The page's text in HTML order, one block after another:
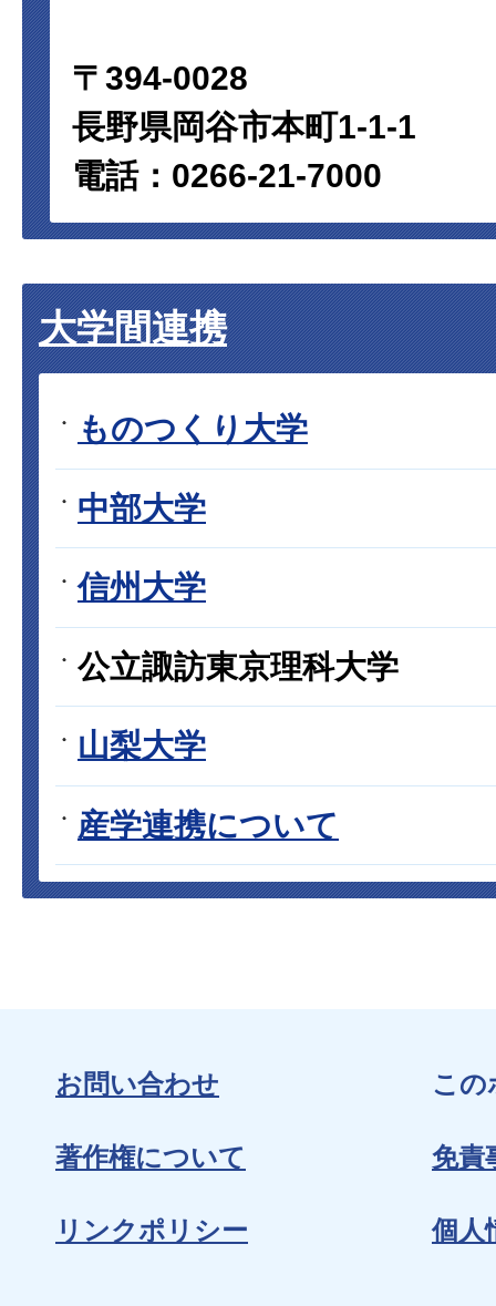
〒394-0028
長野県岡谷市本町1-1-1
電話：0266-21-7000
大学間連携
ものつくり大学
中部大学
信州大学
公立諏訪東京理科大学
山梨大学
産学連携について
お問い合わせ この
著作権について 免責
リンクポリシー 個人